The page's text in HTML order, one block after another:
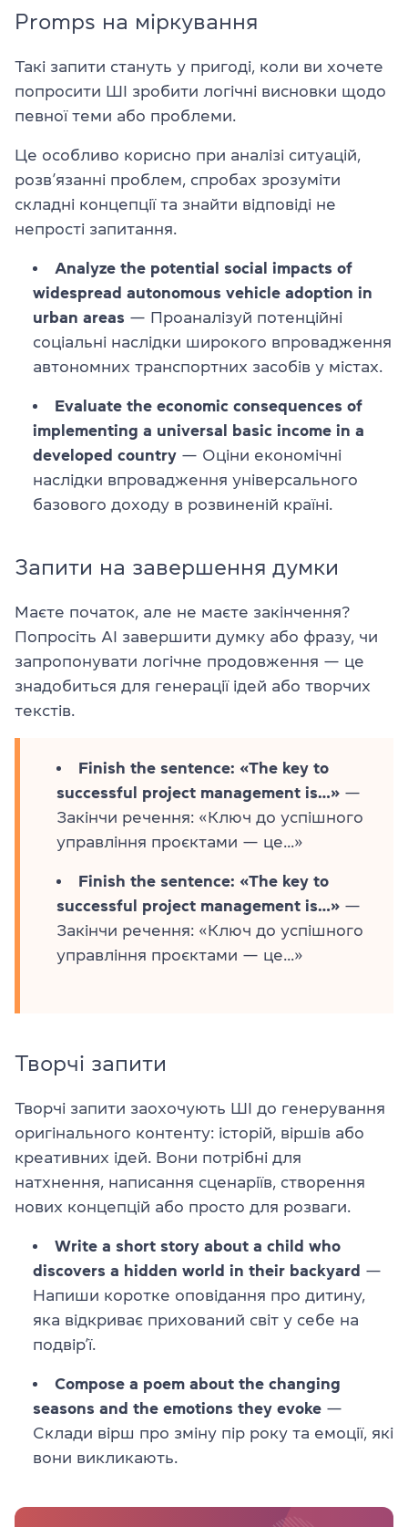
Promps на міркування
Такі запити стануть у пригоді, коли ви хочете
попросити ШІ зробити логічні висновки щодо
певної теми або проблеми.
Це особливо корисно при аналізі ситуацій,
розв’язанні проблем, спробах зрозуміти
складні концепції та знайти відповіді не
непрості запитання.
Analyze the potential social impacts of
widespread autonomous vehicle adoption in
urban areas — Проаналізуй потенційні
соціальні наслідки широкого впровадження
автономних транспортних засобів у містах.
Evaluate the economic consequences of
implementing a universal basic income in a
developed country — Оціни економічні
наслідки впровадження універсального
базового доходу в розвиненій країні.
Запити на завершення думки
Маєте початок, але не маєте закінчення?
Попросіть AI завершити думку або фразу, чи
запропонувати логічне продовження — це
знадобиться для генерації ідей або творчих
текстів.
Finish the sentence: «The key to
successful project management is…» —
Закінчи речення: «Ключ до успішного
управління проєктами — це...»
Finish the sentence: «The key to
successful project management is…» —
Закінчи речення: «Ключ до успішного
управління проєктами — це...»
Творчі запити
Творчі запити заохочують ШІ до генерування
оригінального контенту: історій, віршів або
креативних ідей. Вони потрібні для
натхнення, написання сценаріїв, створення
нових концепцій або просто для розваги.
Write a short story about a child who
discovers a hidden world in their backyard —
Напиши коротке оповідання про дитину,
яка відкриває прихований світ у себе на
подвір’ї.
Compose a poem about the changing
seasons and the emotions they evoke —
Склади вірш про зміну пір року та емоції, які
вони викликають.